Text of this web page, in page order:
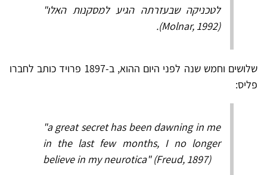
לטכניקה שבעזרתה הגיע למסקנות האלו"
(Molnar, 1992).
שלושים וחמש שנה לפני היום ההוא, ב-1897 פרויד כותב לחברו
פליס:
"a great secret has been dawning in me
in the last few months, I no longer
believe in my neurotica" (Freud, 1897)